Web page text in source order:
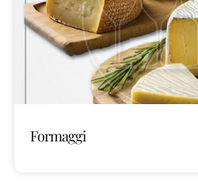
Formaggi